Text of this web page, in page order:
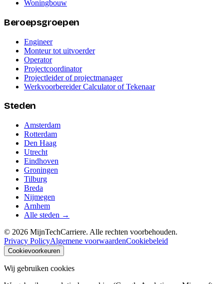
Woningbouw
Beroepsgroepen
Engineer
Monteur tot uitvoerder
Operator
Projectcoordinator
Projectleider of projectmanager
Werkvoorbereider Calculator of Tekenaar
Steden
Amsterdam
Rotterdam
Den Haag
Utrecht
Eindhoven
Groningen
Tilburg
Breda
Nijmegen
Arnhem
Alle steden →
© 2026 MijnTechCarriere. Alle rechten voorbehouden.
Privacy PolicyAlgemene voorwaardenCookiebeleid
Cookievoorkeuren
Wij gebruiken cookies